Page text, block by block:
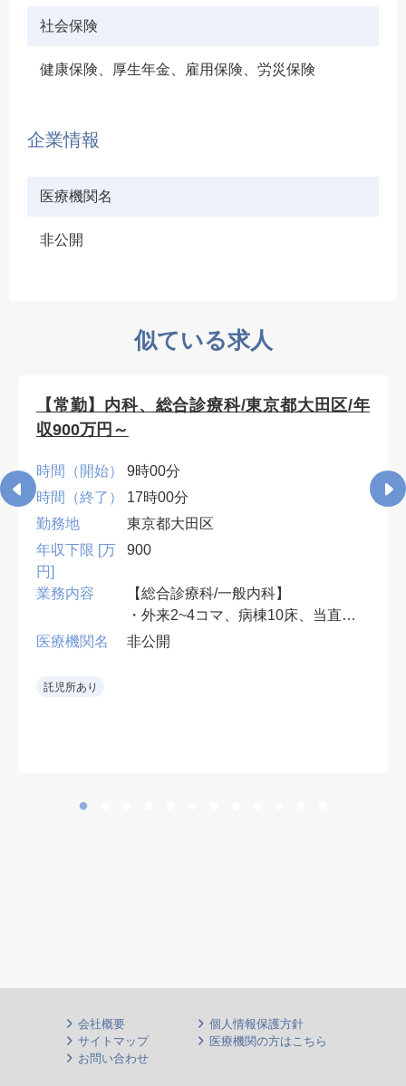
社会保険
健康保険、厚生年金、雇用保険、労災保険
企業情報
医療機関名
非公開
似ている求人
【常勤】内科、総合診療科/東京都大田区/年
収900万円～
時間（開始）
9時00分
時間（終了）
17時00分
勤務地
東京都大田区
年収下限 [万
円]
900
業務内容
【総合診療科/一般内科】
・外来2~4コマ、病棟10床、当直無
可、早番遅番有
医療機関名 非公開
託児所あり
会社概要
個人情報保護方針
サイトマップ
医療機関の方はこちら
お問い合わせ